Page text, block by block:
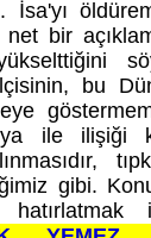
İsa'yı
net bir
bu
ile ilişiği
gibi.